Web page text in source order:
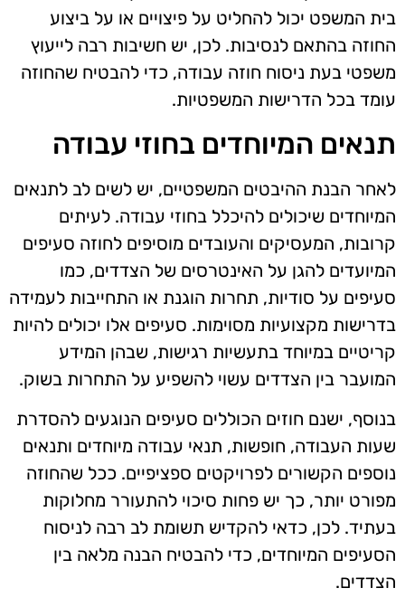
בית המשפט יכול להחליט על פיצויים או על ביצוע
החוזה בהתאם לנסיבות. לכן, יש חשיבות רבה לייעוץ
משפטי בעת ניסוח חוזה עבודה, כדי להבטיח שהחוזה
עומד בכל הדרישות המשפטיות.
תנאים המיוחדים בחוזי עבודה
לאחר הבנת ההיבטים המשפטיים, יש לשים לב לתנאים
המיוחדים שיכולים להיכלל בחוזי עבודה. לעיתים
קרובות, המעסיקים והעובדים מוסיפים לחוזה סעיפים
המיועדים להגן על האינטרסים של הצדדים, כמו
סעיפים על סודיות, תחרות הוגנת או התחייבות לעמידה
בדרישות מקצועיות מסוימות. סעיפים אלו יכולים להיות
קריטיים במיוחד בתעשיות רגישות, שבהן המידע
המועבר בין הצדדים עשוי להשפיע על התחרות בשוק.
בנוסף, ישנם חוזים הכוללים סעיפים הנוגעים להסדרת
שעות העבודה, חופשות, תנאי עבודה מיוחדים ותנאים
נוספים הקשורים לפרויקטים ספציפיים. ככל שהחוזה
מפורט יותר, כך יש פחות סיכוי להתעורר מחלוקות
בעתיד. לכן, כדאי להקדיש תשומת לב רבה לניסוח
הסעיפים המיוחדים, כדי להבטיח הבנה מלאה בין
הצדדים.